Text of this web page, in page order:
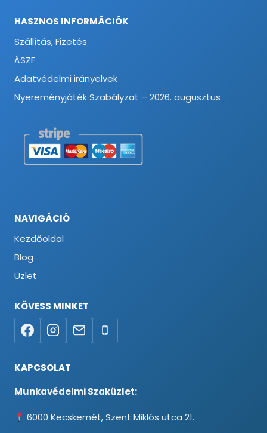
HASZNOS INFORMÁCIÓK
Szállítás, Fizetés
ÁSZF
Adatvédelmi irányelvek
Nyereményjáték Szabályzat – 2026. augusztus
NAVIGÁCIÓ
Kezdőoldal
Blog
Üzlet
KÖVESS MINKET
KAPCSOLAT
Munkavédelmi Szaküzlet:
6000 Kecskemét, Szent Miklós utca 21.